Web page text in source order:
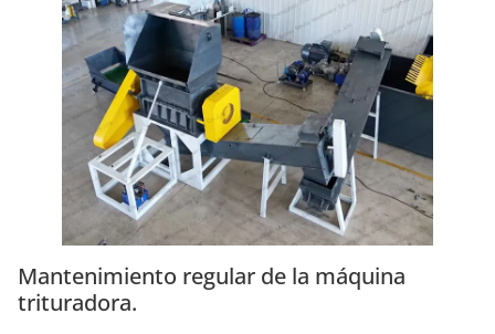
Mantenimiento regular de la máquina
trituradora.